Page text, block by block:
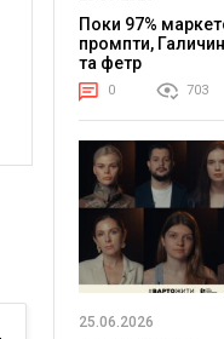
Поки 97%
промпти,
та фетр
0 703
25.06.2026